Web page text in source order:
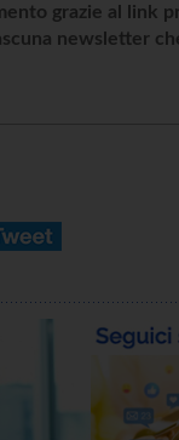
grazie al link
newsletter